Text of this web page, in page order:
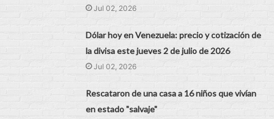
Jul 02, 2026
Dólar hoy en Venezuela: precio y cotización de
la divisa este jueves 2 de julio de 2026
Jul 02, 2026
Rescataron de una casa a 16 niños que vivían
en estado "salvaje"